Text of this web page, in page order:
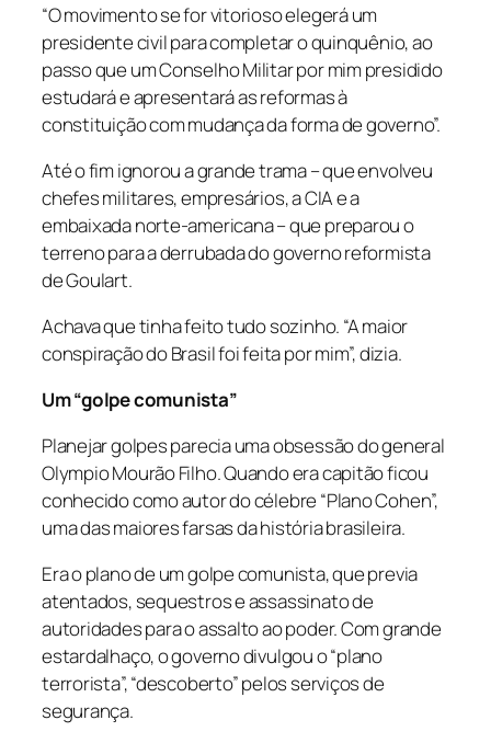
“O movimento se for vitorioso elegerá um
presidente civil para completar o quinquênio, ao
passo que um Conselho Militar por mim presidido
estudará e apresentará as reformas à
constituição com mudança da forma de governo”.
Até o fim ignorou a grande trama – que envolveu
chefes militares, empresários, a CIA e a
embaixada norte-americana – que preparou o
terreno para a derrubada do governo reformista
de Goulart.
Achava que tinha feito tudo sozinho. “A maior
conspiração do Brasil foi feita por mim”, dizia.
Um “golpe comunista”
Planejar golpes parecia uma obsessão do general
Olympio Mourão Filho. Quando era capitão ficou
conhecido como autor do célebre “Plano Cohen”,
uma das maiores farsas da história brasileira.
Era o plano de um golpe comunista, que previa
atentados, sequestros e assassinato de
autoridades para o assalto ao poder. Com grande
estardalhaço, o governo divulgou o “plano
terrorista”, “descoberto” pelos serviços de
segurança.